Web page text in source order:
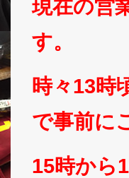
現在の営
す。
時々13時
で事前に
15時から